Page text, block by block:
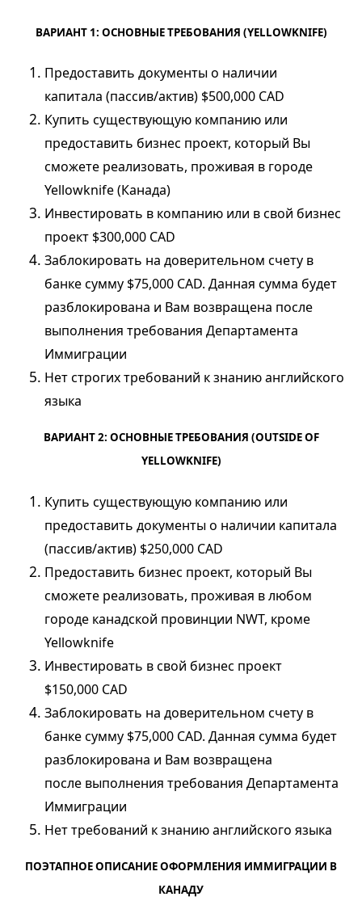
ВАРИАНТ 1: ОСНОВНЫЕ ТРЕБОВАНИЯ (YELLOWKNIFE)
Предоставить документы о наличии
капитала (пассив/актив) $500,000 CAD
Купить существующую компанию или
предоставить бизнес проект, который Вы
сможете реализовать, проживая в городе
Yellowknife (Канада)
Инвестировать в компанию или в свой бизнес
проект $300,000 CAD
Заблокировать на доверительном счету в
банке сумму $75,000 CAD. Данная сумма будет
разблокирована и Вам возвращена после
выполнения требования Департамента
Иммиграции
Нет строгих требований к знанию английского
языка
ВАРИАНТ 2: ОСНОВНЫЕ ТРЕБОВАНИЯ (OUTSIDE OF
YELLOWKNIFE)
Купить существующую компанию или
предоставить документы о наличии капитала
(пассив/актив) $250,000 CAD
Предоставить бизнес проект, который Вы
сможете реализовать, проживая в любом
городе канадской провинции NWT, кроме
Yellowknife
Инвестировать в свой бизнес проект
$150,000 CAD
Заблокировать на доверительном счету в
банке сумму $75,000 CAD. Данная сумма будет
разблокирована и Вам возвращена
после выполнения требования Департамента
Иммиграции
Нет требований к знанию английского языка
ПОЭТАПНОЕ ОПИСАНИЕ ОФОРМЛЕНИЯ ИММИГРАЦИИ В
КАНАДУ